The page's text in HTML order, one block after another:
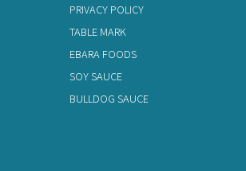
PRIVACY POLICY
TABLE MARK
EBARA FOODS
SOY SAUCE
BULLDOG SAUCE